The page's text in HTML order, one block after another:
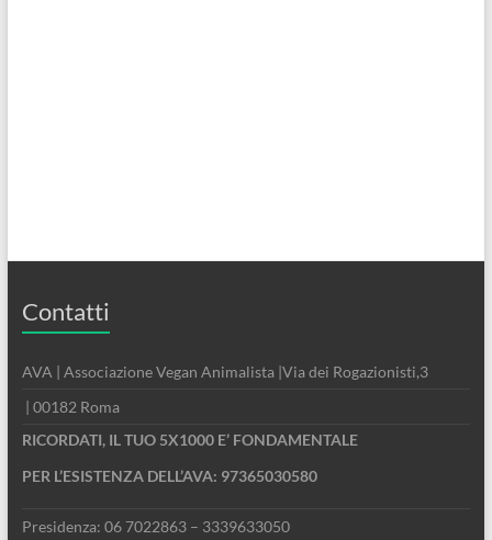
Contatti
AVA | Associazione Vegan Animalista |Via dei Rogazionisti,3
| 00182 Roma
RICORDATI, IL TUO 5X1000 E’ FONDAMENTALE
PER L’ESISTENZA DELL’AVA: 97365030580
Presidenza: 06 7022863 – 3339633050